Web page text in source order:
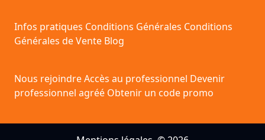
Infos pratiques Conditions Générales Conditions
Générales de Vente Blog
Nous rejoindreAccès au professionnel Devenir
professionnel agréé Obtenir un code promo